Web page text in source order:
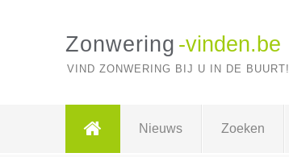
Zonwering -vinden.be
VIND ZONWERING BIJ U IN DE BUURT!
Nieuws Zoeken